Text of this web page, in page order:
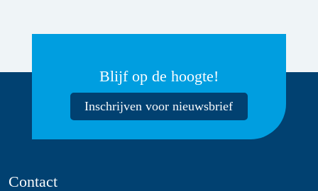
Blijf op de hoogte!
Inschrijven voor nieuwsbrief
Contact